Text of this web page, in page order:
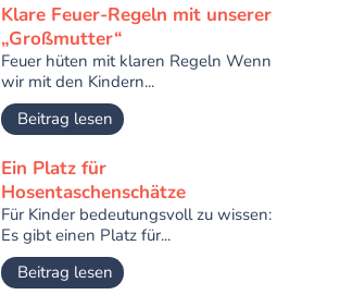
Klare Feuer-Regeln mit unserer
„Großmutter“
Feuer hüten mit klaren Regeln Wenn
wir mit den Kindern...
Beitrag lesen
Ein Platz für
Hosentaschenschätze
Für Kinder bedeutungsvoll zu wissen:
Es gibt einen Platz für...
Beitrag lesen